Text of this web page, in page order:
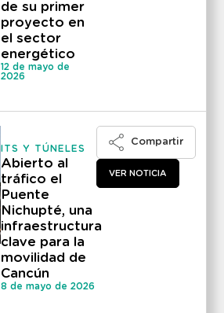
de su primer
proyecto en
el sector
energético
12 de mayo de
2026
ITS Y TÚNELES
Abierto al
tráfico el
Puente
Nichupté, una
infraestructura
clave para la
movilidad de
Cancún
8 de mayo de 2026
Compartir
VER NOTICIA